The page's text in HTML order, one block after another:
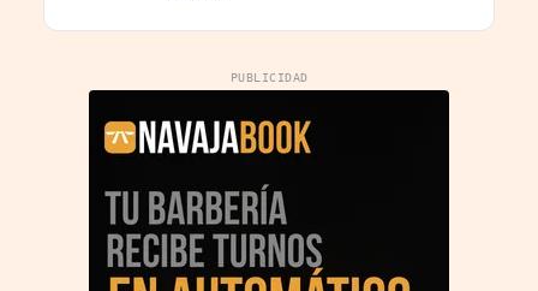
PUBLICIDAD